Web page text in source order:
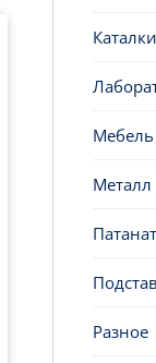
Мебель
Разное